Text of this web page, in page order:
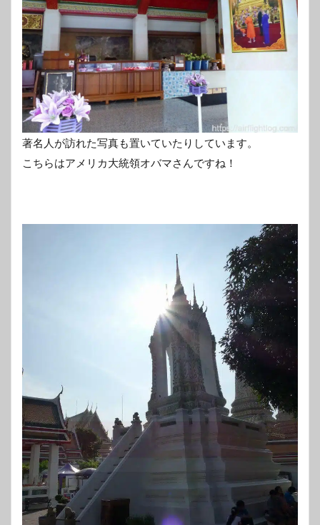
著名人が訪れた写真も置いていたりしています。
こちらはアメリカ大統領オバマさんですね！